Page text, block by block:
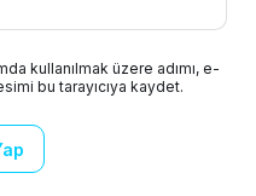
kullanılmak üzere adımı, e-
bu tarayıcıya kaydet.